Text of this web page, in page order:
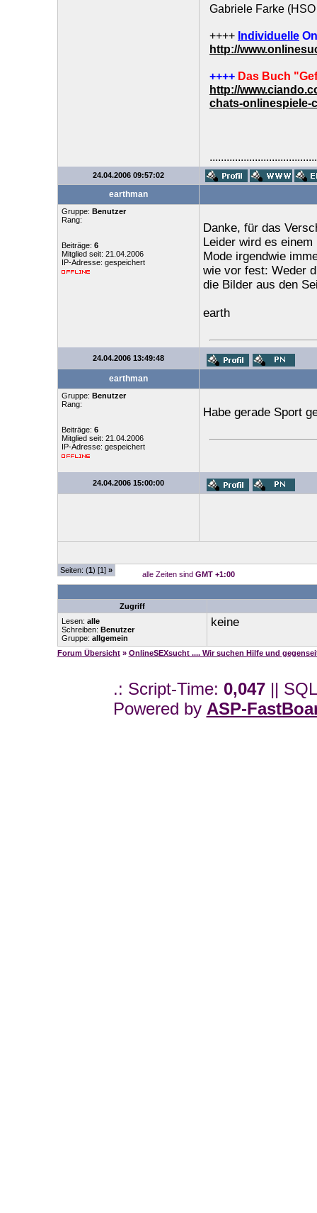
Gabriele Farke (HSO
++++ Individuelle
http://
++++ Das Buch
http://
chats-onlinespiele-
24.04.2006 09:57:02
earthman
Gruppe: Benutzer
Rang:
Beiträge: 6
Mitglied seit: 21.04.2006
IP-Adresse: gespeichert
Danke, für das
Leider wird es
Mode irgendwie
wie vor fest: Weder
die Bilder aus den
earth
24.04.2006 13:49:48
earthman
Gruppe: Benutzer
Rang:
Beiträge: 6
Mitglied seit: 21.04.2006
IP-Adresse: gespeichert
Habe gerade Sport
24.04.2006 15:00:00
Seiten: (1) [1] » alle Zeiten sind GMT +1:00
Zugriff
Lesen: alle
Schreiben: Benutzer
Gruppe: allgemein
keine
Forum Übersicht » OnlineSEXsucht .... Wir suchen Hilfe und
.: Script-Time: 0,047||
Powered by ASP-